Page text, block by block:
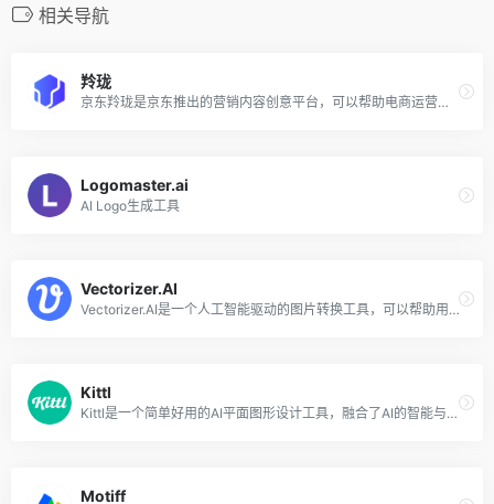
相关导航
羚珑
京东羚珑是京东推出的营销内容创意平台，可以帮助电商运营一键抠图、免费抠图、商品打腰带、改尺寸、商品主图设计、线上广告banner设计、店铺首页设计、活动页设计、页面设计、互动营销设计、小程序设计、动图视频设计、视频广告设计、商品主图视频设计、海报设计、公众号配图设计、二维码名片设计、DM传单设计、物流面贴设计、易拉宝设计、张贴海报设计，海量精美模板，免费设计，免费素材，专区，致力于成为商家经营的设计合作伙伴。
Logomaster.ai
AI Logo生成工具
Vectorizer.AI
Vectorizer.AI是一个人工智能驱动的图片转换工具，可以帮助用户将JPG/PNG位图快速转换成SVG格式的矢量图，方便设计人员对图片进行二次编辑和上色。
Kittl
Kittl是一个简单好用的AI平面图形设计工具，融合了AI的智能与设计的灵活性，为设计师和非专业用户提供了一站式的解决方案。类似于备受欢迎的Canva，该平台不仅内置了海量精致的模板资源，覆盖了Logo、海报、贺卡、T恤、贴纸、书籍封面、社交媒体内容等多种设计需求，还提供了矢量化工具、Logo生成器、产品背景生成器等AI小工具，旨在简化设计流程，提升效率与创意的结合。
Motiff